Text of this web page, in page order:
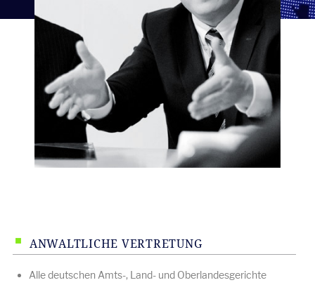
ANWALTLICHE VERTRETUNG
Alle deutschen Amts-, Land- und Oberlandesgerichte